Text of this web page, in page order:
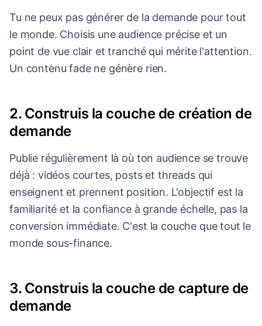
Tu ne peux pas générer de la demande pour tout
le monde. Choisis une audience précise et un
point de vue clair et tranché qui mérite l'attention.
Un contenu fade ne génère rien.
2. Construis la couche de création de
demande
Publie régulièrement là où ton audience se trouve
déjà : vidéos courtes, posts et threads qui
enseignent et prennent position. L'objectif est la
familiarité et la confiance à grande échelle, pas la
conversion immédiate. C'est la couche que tout le
monde sous-finance.
3. Construis la couche de capture de
demande